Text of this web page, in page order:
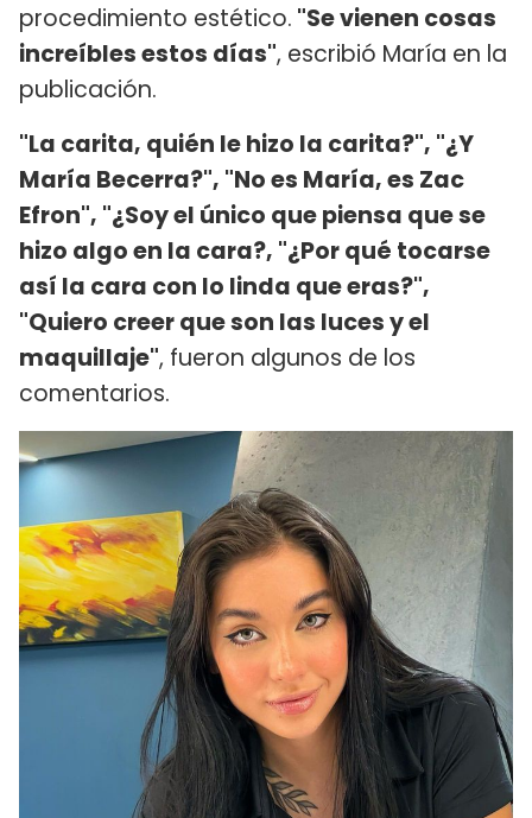
procedimiento estético. "Se vienen cosas
increíbles estos días", escribió María en la
publicación.
"La carita, quién le hizo la carita?", "¿Y
María Becerra?", "No es María, es Zac
Efron", "¿Soy el único que piensa que se
hizo algo en la cara?, "¿Por qué tocarse
así la cara con lo linda que eras?",
"Quiero creer que son las luces y el
maquillaje", fueron algunos de los
comentarios.